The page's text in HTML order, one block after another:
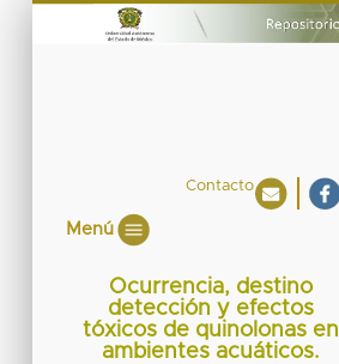
Contacto
Menú
Ocurrencia, destino
detección y efectos
tóxicos de quinolonas en
ambientes acuáticos.